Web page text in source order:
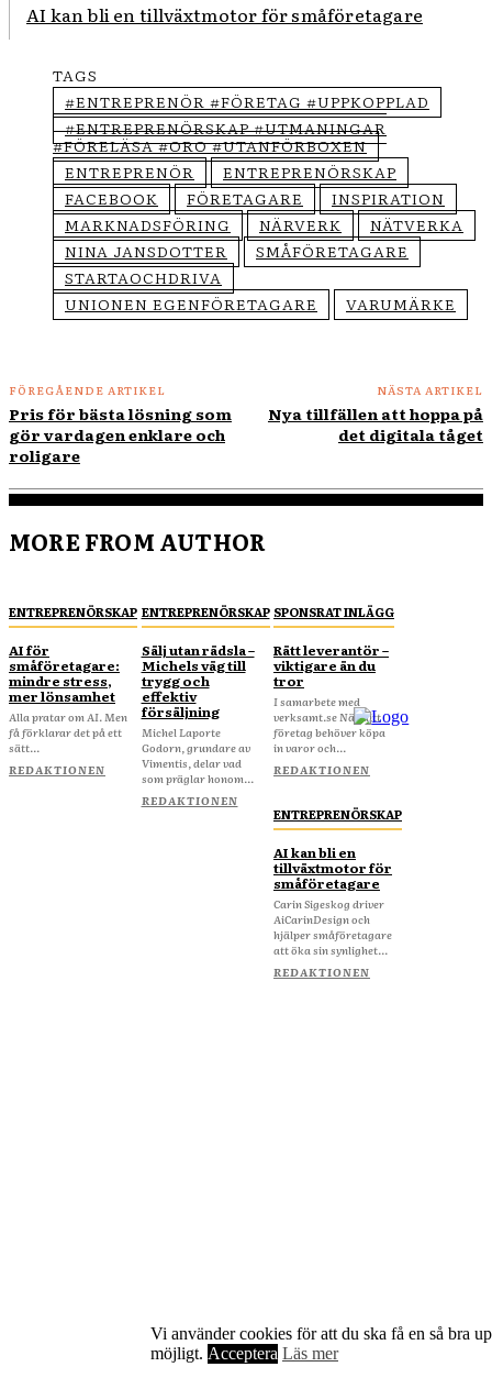
AI kan bli en tillväxtmotor för småföretagare
TAGS
#ENTREPRENÖR #FÖRETAG #UPPKOPPLAD
#ENTREPRENÖRSKAP #UTMANINGAR
#FÖRELÄSA #ORO #UTANFÖRBOXEN
ENTREPRENÖR
ENTREPRENÖRSKAP
FACEBOOK
FÖRETAGARE
INSPIRATION
MARKNADSFÖRING
NÄRVERK
NÄTVERKA
NINA JANSDOTTER
SMÅFÖRETAGARE
STARTAOCHDRIVA
UNIONEN EGENFÖRETAGARE
VARUMÄRKE
FÖREGÅENDE ARTIKEL
Pris för bästa lösning som
gör vardagen enklare och
roligare
NÄSTA ARTIKEL
Nya tillfällen att hoppa på
det digitala tåget
MORE FROM AUTHOR
ENTREPRENÖRSKAP
AI för
småföretagare:
mindre stress,
mer lönsamhet
Alla pratar om AI. Men
få förklarar det på ett
sätt...
REDAKTIONEN
ENTREPRENÖRSKAP
Sälj utan rädsla –
Michels väg till
trygg och
effektiv
försäljning
Michel Laporte
Godorn, grundare av
Vimentis, delar vad
som präglar honom...
REDAKTIONEN
SPONSRAT INLÄGG
Rätt leverantör –
viktigare än du
tror
I samarbete med
verksamt.se När ditt
företag behöver köpa
in varor och...
REDAKTIONEN
ENTREPRENÖRSKAP
AI kan bli en
tillväxtmotor för
småföretagare
Carin Sigeskog driver
AiCarinDesign och
hjälper småföretagare
att öka sin synlighet...
REDAKTIONEN
Om Starta & Driva Foretag
Vi använder cookies för att du ska få en så bra
möjligt. Acceptera Läs mer